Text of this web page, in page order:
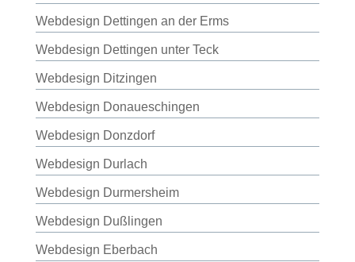
Webdesign Dettingen an der Erms
Webdesign Dettingen unter Teck
Webdesign Ditzingen
Webdesign Donaueschingen
Webdesign Donzdorf
Webdesign Durlach
Webdesign Durmersheim
Webdesign Dußlingen
Webdesign Eberbach